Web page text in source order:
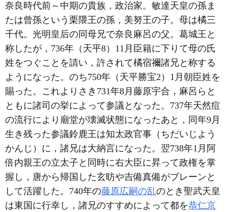
奈良時代前～中期の貴族，政治家。敏達天皇の孫ま
たは曾孫という栗隈王の孫，美努王の子。母は橘三
千代。光明皇后の同母兄で奈良麻呂の父。葛城王と
称したが，736年（天平8）11月臣籍に下りて母の氏
姓をつぐことを請い，許されて橘宿禰諸兄と称する
ようになった。のち750年（天平勝宝2）1月朝臣姓を
賜った。これよりさき731年8月藤原宇合，麻呂らと
ともに諸司の挙によって参議となった。737年天然痘
の流行により廟堂が壊滅状態になったあと，同年9月
生き残った参議鈴鹿王は知太政官事（ちだいじよう
かんじ）に，諸兄は大納言になった。翌738年1月阿
倍内親王の立太子と同時に右大臣に昇って政権を掌
握し，唐から帰国した玄昉や吉備真備がブレーンと
して活躍した。740年の藤原広嗣の乱のとき聖武天皇
は東国に行幸し，諸兄のすすめによって都を恭仁京